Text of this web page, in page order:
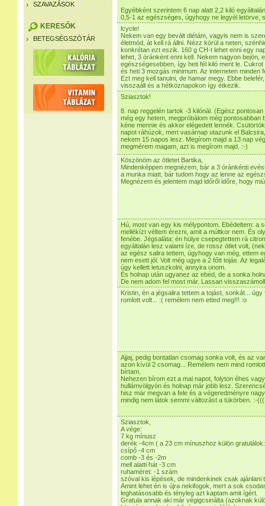
SZAVAZÁSOK
KERESŐK
BETEGSÉGSZÓTÁR
Egyébként szerintem 6 nap alatt 2,2 kiló
0,5-1 az egészséges, úgyhogy ne legyél letörve,
lcycle!
Nekem van egy bevált diétám, vagyis nem is
életmód, át kell rá állni. Nézz körül a neten,
konkrétan ezt eszik. 160 g CH-t lehet enni egy
lehet, 3 óránként enni kell. Nekem nagyon bejön,
egészségesebben, így heti fél kiló ment le.
és heti 3 mozgás minimum. Az interneten minden
Ezt meg kell tanulni, de hamar megy. Ebbe
visszaáll és a hétköznapokon így étkezik.
Sziasztok!
8. nap reggelén tartok -3 kilónál. (Egész
még egy hetem, megpróbálom még pontosabban
kéne mennie és akkor elégedett lennék.
napot ráhúzok, mert vasárnap utazunk el
nekem 15 napos lesz. Megírom majd a 13 nap
megmérem magam, azt is megírom majd. :-)
Köszönöm az ötletet Bartika,
Mindenképpen megnézem, bár a 3 óránkénti
a munka miatt, bár tudom hogy az lenne az
Megnézem és jelentem majd időről időre, hogy
Hú, most van egy kis mélypontom. Ebédeltem: a
mellékízt véltem érezni, amit a múltkor nem. És
fenébe. Jégsaláta: én hülye csepegtettem rá
egyáltalán lesz valami íze, de rossz ötlet volt,
az egész salira tettem, úgyhogy van még, ettem
nem esett jól. Volt még ugye a 2 főtt tojás. Az
úgy kellett letuszkolni, annyira unom.
És holnap után ugyanez az ebéd, de a sonka
De nem adom fel most már. Lassan
Kristin, én a jégsalira tettem a tojást, sonkát...
romlott volt... :( remélem nem etted meg!!! :o
Ajjaj, pedig bontatlan csomag sonka volt, és az
azon kívül 2 csomag... Remélem nem mind
bírtam.
Nehezen bírom ezt a mai napot, folyton éhes
hullámvölgyön és holnap már jobb lesz.
hisz már megvan a fele és a végeredményre
mindig nem látok semmi változást a tükörben. :-(((
Sziasztok,
A vége:
7 kg mínusz
derék -4cm ( a 23 cm mínuszhoz külön
csípő -4 cm
comb -3 és -2m
mell alatti hát -3 cm
ruhaméret: -1 szám
szóval kis lépések, de mindenkinek csak
Amint lehet én is újra nekifogok, mert a sok
leghatásosabb és tényleg azt kaptam amit ígért.
Gratula annak aki már végigcsinálta (azoknak